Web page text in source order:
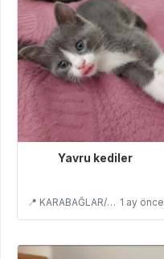
Yavru kediler
📍 KARABAĞLAR/İZMİR 1 ay önce